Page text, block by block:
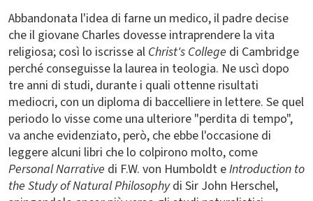
Abbandonata l'idea di farne un medico, il padre decise
che il giovane Charles dovesse intraprendere la vita
religiosa; così lo iscrisse al Christ's College di Cambridge
perché conseguisse la laurea in teologia. Ne uscì dopo
tre anni di studi, durante i quali ottenne risultati
mediocri, con un diploma di baccelliere in lettere. Se quel
periodo lo visse come una ulteriore "perdita di tempo",
va anche evidenziato, però, che ebbe l'occasione di
leggere alcuni libri che lo colpirono molto, come
Personal Narrative di F.W. von Humboldt eIntroduction to
the Study of Natural Philosophydi Sir John Herschel,